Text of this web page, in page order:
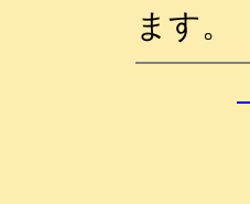
ます。